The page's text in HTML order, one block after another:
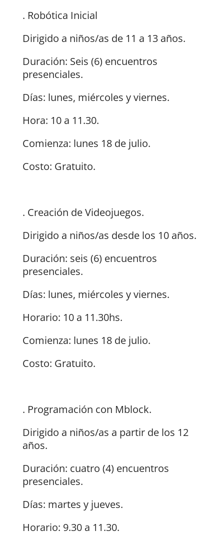
. Robótica Inicial
Dirigido a niños/as de 11 a 13 años.
Duración: Seis (6) encuentros
presenciales.
Días: lunes, miércoles y viernes.
Hora: 10 a 11.30.
Comienza: lunes 18 de julio.
Costo: Gratuito.
. Creación de Videojuegos.
Dirigido a niños/as desde los 10 años.
Duración: seis (6) encuentros
presenciales.
Días: lunes, miércoles y viernes.
Horario: 10 a 11.30hs.
Comienza: lunes 18 de julio.
Costo: Gratuito.
. Programación con Mblock.
Dirigido a niños/as a partir de los 12
años.
Duración: cuatro (4) encuentros
presenciales.
Días: martes y jueves.
Horario: 9.30 a 11.30.